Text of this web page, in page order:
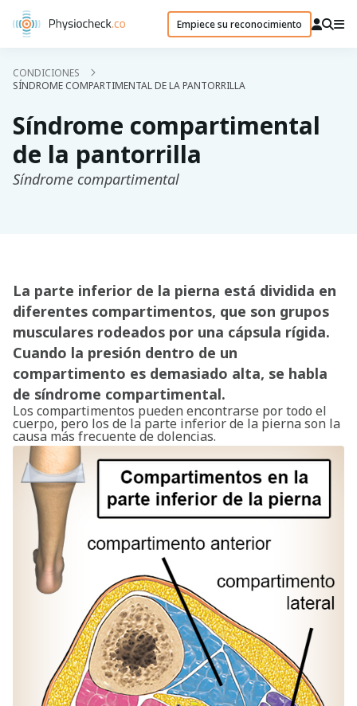
Empiece su reconocimiento
CONDICIONES
SÍNDROME COMPARTIMENTAL DE LA PANTORRILLA
Síndrome compartimental
de la pantorrilla
Síndrome compartimental
La parte inferior de la pierna está dividida en
diferentes compartimentos, que son grupos
musculares rodeados por una cápsula rígida.
Cuando la presión dentro de un
compartimento es demasiado alta, se habla
de síndrome compartimental.
Los compartimentos pueden encontrarse por todo el
cuerpo, pero los de la parte inferior de la pierna son la
causa más frecuente de dolencias.